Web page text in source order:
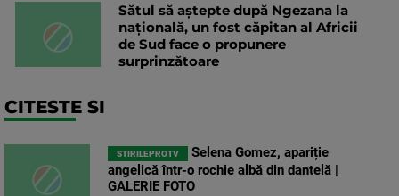
Sătul să aștepte după Ngezana la
națională, un fost căpitan al Africii
de Sud face o propunere
surprinzătoare
CITESTE SI
STIRILEPROTV
Selena Gomez, apariție
angelică într-o rochie albă din dantelă |
GALERIE FOTO